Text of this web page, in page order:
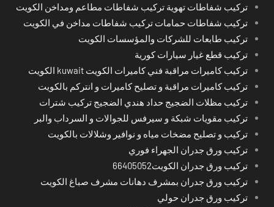
تركيب شفاطات تهوية تركيب شفاطات مطاعم ومداخن الكويت
تركيب شفاطات حمامات تركيب شفاطات مداخن في الكويت
تركيب طابعات للشركات والمؤسسات الكويت
تركيب قطع غيار سيارات كورية
تركيب كاميرات مراقبة فني كاميرات الكويت kuwait الكويت
تركيب كاميرات مراقبة و تصليح كاميرات و انتركم بالكويت
تركيب مظلات الضجيج حداد هندي الضجيج تركيب شترات
تركيب مقويات شبكة و سيرفس للجوالات و السرداب والبر
تركيب و تصليح مضخات مياه و نوافير وشلالات بالكويت
تركيب ورق جدران الجهراء فوري
تركيب ورق جدران الكويت66405052
تركيب ورق جدران بمشرف دهانات مشرف صباغ الكويت
تركيب ورق جدران حولي